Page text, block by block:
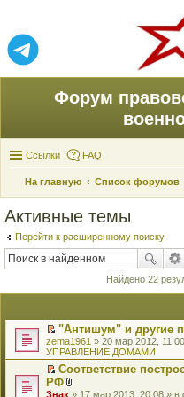
Форум
Ссылки FAQ
На главную Список форумов
Активные темы
Перейти к расширенному поиску
Найдено 22
П
е
р
е
й
т
"Антишум" и другие
zema1961 » 20 мар 2012,
УПРАВЛЕНИЕ ДОМАМИ
П
е
Соответствие
РФ
В
Знак » 17 мар 2013, 20:08 »